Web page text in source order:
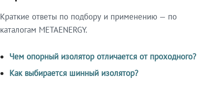
Краткие ответы по подбору и применению — по
каталогам METAENERGY.
Чем опорный изолятор отличается от проходного?
Как выбирается шинный изолятор?